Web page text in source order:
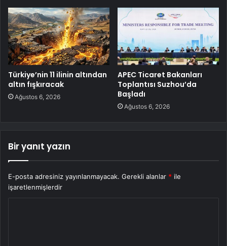
Türkiye’nin 11 ilinin altından
altın fışkıracak
Ağustos 6, 2026
APEC Ticaret Bakanları
Toplantısı Suzhou’da
Başladı
Ağustos 6, 2026
Bir yanıt yazın
E-posta adresiniz yayınlanmayacak. Gerekli alanlar * ile
işaretlenmişlerdir